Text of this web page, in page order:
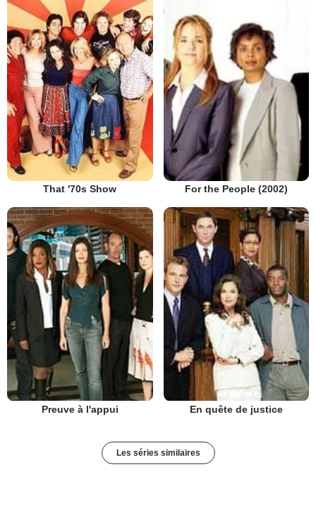
That '70s Show For the People (2002)
Preuve à l'appui En quête de justice
Les séries similaires